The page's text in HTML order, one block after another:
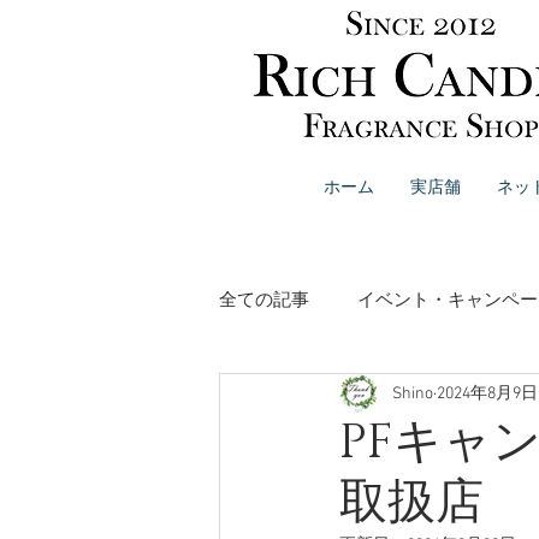
ホーム 実店舗 ネッ
全ての記事 イベント・キャンペ
リードディフューザー イン
ボディケア・ハンドケア
PFキャ
取扱店
Shino 2024年8月9日